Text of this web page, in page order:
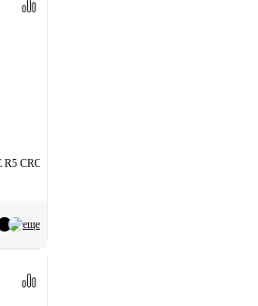
еще
CRO раздельная на круглой розетке